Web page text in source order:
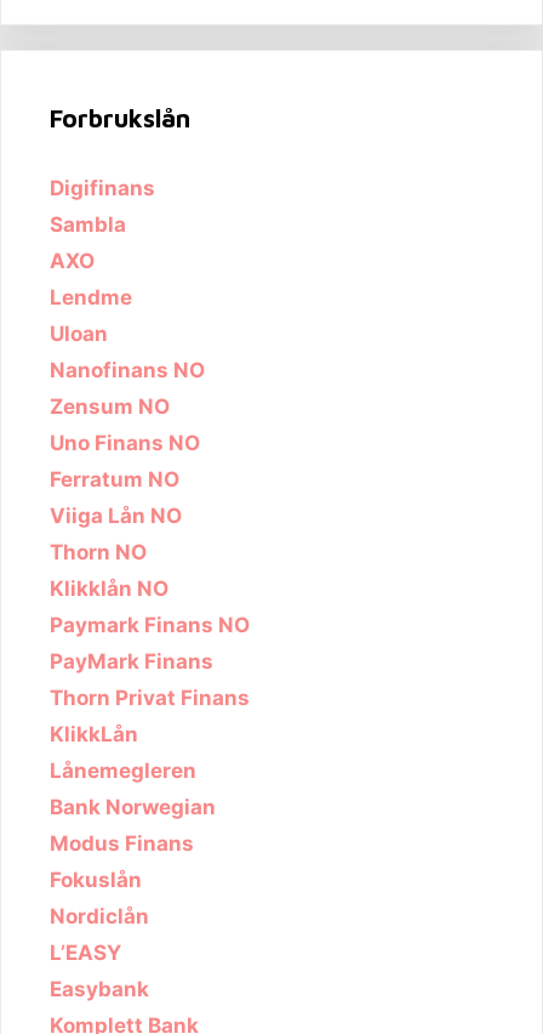
Forbrukslån
Digifinans
Sambla
AXO
Lendme
Uloan
Nanofinans NO
Zensum NO
Uno Finans NO
Ferratum NO
Viiga Lån NO
Thorn NO
Klikklån NO
Paymark Finans NO
PayMark Finans
Thorn Privat Finans
KlikkLån
Lånemegleren
Bank Norwegian
Modus Finans
Fokuslån
Nordiclån
L’EASY
Easybank
Komplett Bank